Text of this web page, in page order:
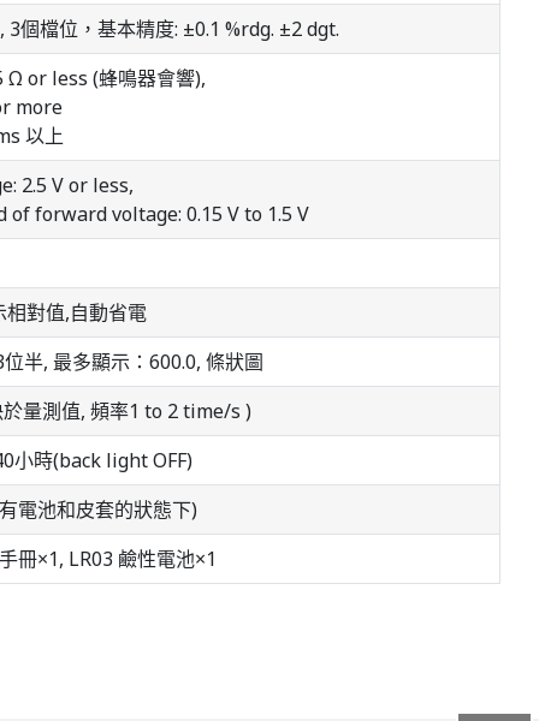
個檔位，基本精度: ±0.1 %rdg. ±2 dgt.
or less (蜂鳴器會響),
more
以上
2.5 V or less,
forward voltage: 0.15 V to 1.5 V
相對值,自動省電
半, 最多顯示：600.0, 條狀圖
量測值, 頻率1 to 2 time/s )
小時(back light OFF)
電池和皮套的狀態下)
冊×1, LR03 鹼性電池×1